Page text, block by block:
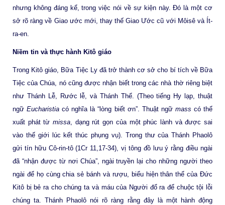
nhưng không đáng kể, trong việc nói về sự kiện này. Đó là một cơ
sở rõ ràng về Giao ước mới, thay thế Giao Ước cũ với Môisê và Ít-
ra-en.
Niềm tin và thực hành Kitô giáo
Trong Kitô giáo, Bữa Tiệc Ly đã trở thành cơ sở cho bí tích về Bữa
Tiệc của Chúa, nó cũng được nhận biết trong các nhà thờ riêng biệt
như Thánh Lễ, Rước lễ, và Thánh Thể. (Theo tiếng Hy lạp, thuật
ngữEucharistia có nghĩa là “lòng biết ơn”. Thuật ngữ mass có thể
xuất phát từmissa , dạng rút gọn của một phúc lành và được sai
vào thế giới lúc kết thúc phụng vụ). Trong thư của Thánh Phaolô
gửi tín hữu Cô-rin-tô (1Cr 11,17-34), vị tông đồ lưu ý rằng điều ngài
đã “nhận được từ nơi Chúa”, ngài truyền lại cho những người theo
ngài để họ cùng chia sẻ bánh và rượu, biểu hiện thân thể của Đức
Kitô bị bẻ ra cho chúng ta và máu của Người đổ ra để chuộc tội lỗi
chúng ta. Thánh Phaolô nói rõ ràng rằng đây là một hành động